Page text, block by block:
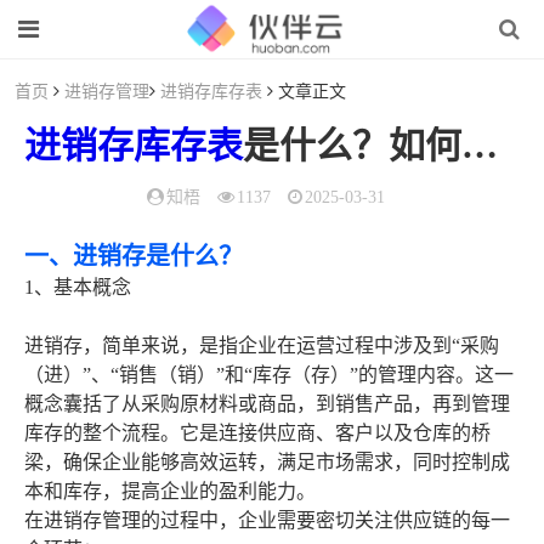
首页 进销存管理 进销存库存表 文章正文
进销存库存表是什么？如何开发
知梧 1137 2025-03-31
一、进销存是什么？
1、基本概念
进销存，简单来说，是指企业在运营过程中涉及到“采购
（进）”、“销售（销）”和“库存（存）”的管理内容。这一
概念囊括了从采购原材料或商品，到销售产品，再到管理
库存的整个流程。它是连接供应商、客户以及仓库的桥
梁，确保企业能够高效运转，满足市场需求，同时控制成
本和库存，提高企业的盈利能力。
在进销存管理的过程中，企业需要密切关注供应链的每一